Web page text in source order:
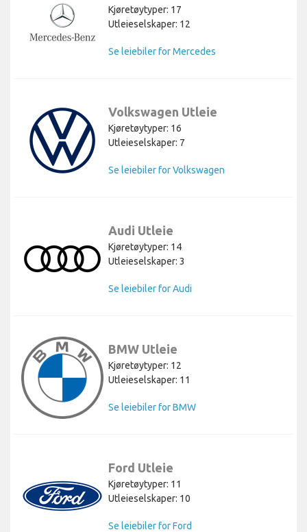
Kjøretøytyper: 17
Utleieselskaper: 12
Se leiebiler for Mercedes
Volkswagen Utleie
Kjøretøytyper: 16
Utleieselskaper: 7
Se leiebiler for Volkswagen
Audi Utleie
Kjøretøytyper: 14
Utleieselskaper: 3
Se leiebiler for Audi
BMW Utleie
Kjøretøytyper: 12
Utleieselskaper: 11
Se leiebiler for BMW
Ford Utleie
Kjøretøytyper: 11
Utleieselskaper: 10
Se leiebiler for Ford